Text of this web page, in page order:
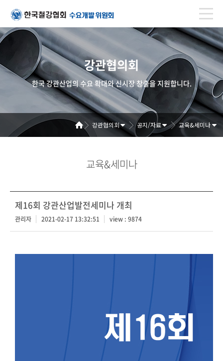
강관협의회
한국 강관산업의 수요 확대와 신시장 창출을 지원합니다.
강관협의회 공지/자료 교육&세미나
교육&세미나
제16회 강관산업발전세미나 개최
관리자 2021-02-17 13:32:51 view : 9874